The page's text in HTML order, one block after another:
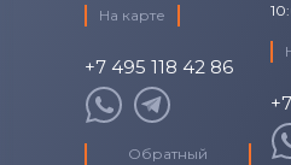
На карте
+7 495 118 42 86
Обратный